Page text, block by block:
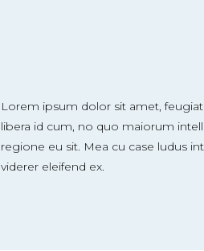
Lorem ipsum dolor sit amet,
libera id cum, no quo maiorum
regione eu sit. Mea cu case ludus
viderer eleifend ex.